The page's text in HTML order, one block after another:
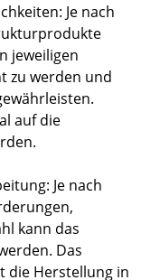
Je nach
jeweiligen
zu werden und
auf die
Je nach
kann das
Das
die Herstellung in